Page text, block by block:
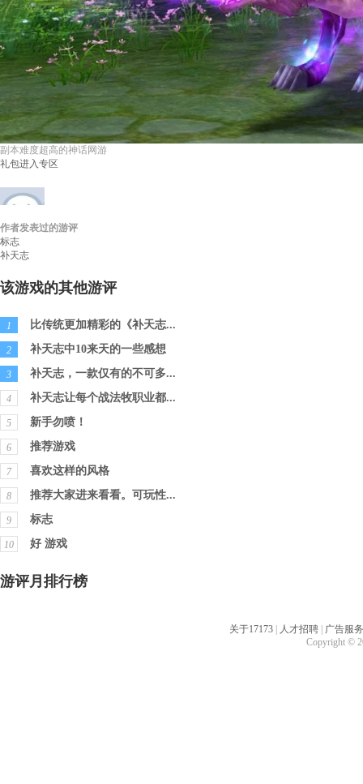
副本难度超高的神话网游
礼包进入专区
17173玩家_140424507
作者发表过的游评
标志
补天志
该游戏的其他游评
1 比传统更加精彩的《补天志...
2 补天志中10来天的一些感想
3 补天志，一款仅有的不可多...
4 补天志让每个战法牧职业都...
5 新手勿喷！
6 推荐游戏
7 喜欢这样的风格
8 推荐大家进来看看。可玩性...
9 标志
10 好 游戏
游评月排行榜
关于17173 人才招聘
广告服务
Copyright ©